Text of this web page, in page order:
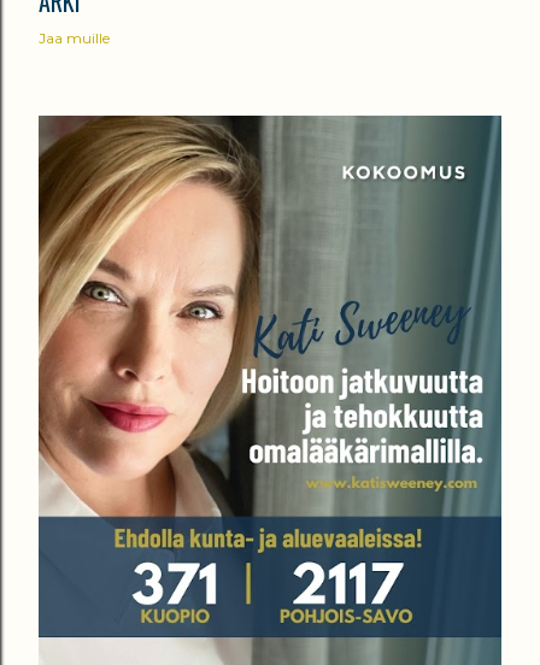
Jaa muille